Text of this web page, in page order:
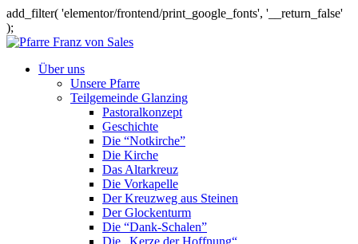
add_filter( 'elementor/frontend/print_google_fonts', '__return_false'
);
Über uns
Unsere Pfarre
Teilgemeinde Glanzing
Pastoralkonzept
Geschichte
Die “Notkirche”
Die Kirche
Das Altarkreuz
Die Vorkapelle
Der Kreuzweg aus Steinen
Der Glockenturm
Die “Dank-Schalen”
Die „Kerze der Hoffnung“